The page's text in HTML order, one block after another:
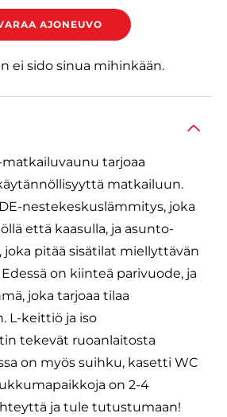
AJONEUVO
ei sido sinua mihinkään.
matkailuvaunu tarjoaa
matkailuun.
nestekeskuslämmitys, joka
että kaasulla, ja asunto-
joka pitää sisätilat miellyttävän
on kiinteä parivuode, ja
joka tarjoaa tilaa
L-keittiö ja iso
tekevät ruoanlaitosta
on myös suihku, kasetti WC
on 2-4
ja tule tutustumaan!